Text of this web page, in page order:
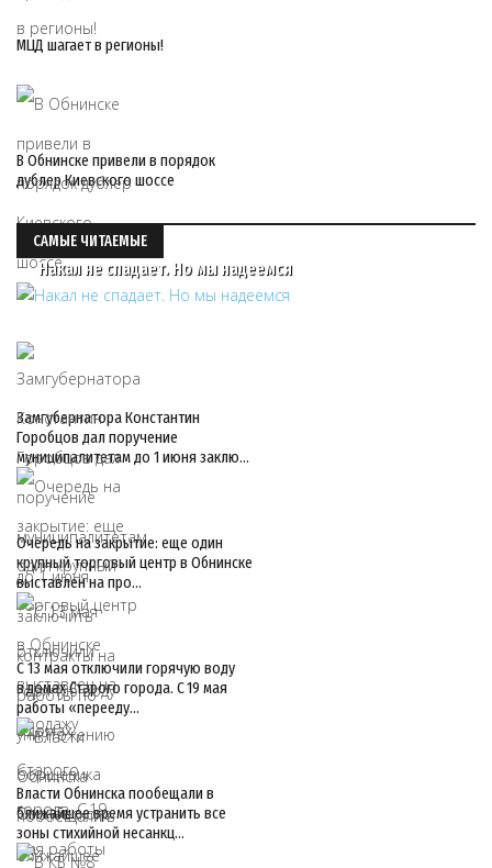
МЦД шагает в регионы!
В Обнинске привели в порядок
дублер Киевского шоссе
САМЫЕ ЧИТАЕМЫЕ
Накал не спадает. Но мы надеемся
Замгубернатора Константин
Горобцов дал поручение
муниципалитетам до 1 июня заклю…
Очередь на закрытие: еще один
крупный торговый центр в Обнинске
выставлен на про…
С 13 мая отключили горячую воду
в домах Старого города. С 19 мая
работы «перееду…
Власти Обнинска пообещали в
ближайшее время устранить все
зоны стихийной несанкц…